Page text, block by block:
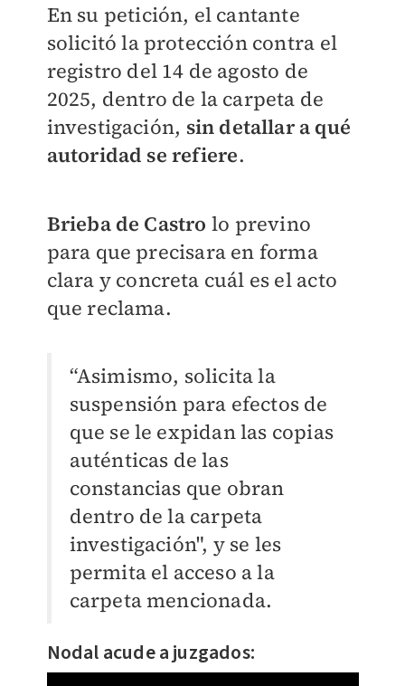
En su petición, el cantante
solicitó la protección contra el
registro del 14 de agosto de
2025, dentro de la carpeta de
investigación, sin detallar a qué
autoridad se refiere.
Brieba de Castro lo previno
para que precisara en forma
clara y concreta cuál es el acto
que reclama.
“Asimismo, solicita la
suspensión para efectos de
que se le expidan las copias
auténticas de las
constancias que obran
dentro de la carpeta
investigación", y se les
permita el acceso a la
carpeta mencionada.
Nodal acude a juzgados: